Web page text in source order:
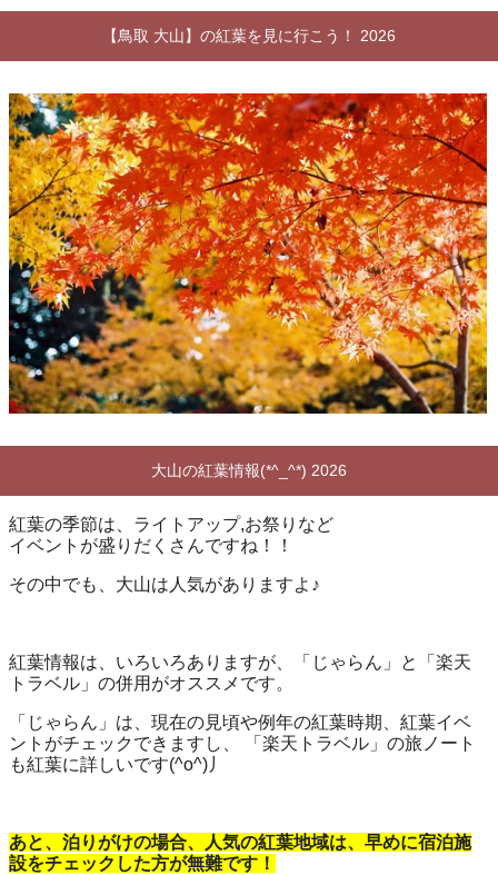
【鳥取 大山】の紅葉を見に行こう！ 2026
大山の紅葉情報(*^_^*) 2026
紅葉の季節は、ライトアップ,お祭りなど
イベントが盛りだくさんですね！！
その中でも、大山は人気がありますよ♪
紅葉情報は、いろいろありますが、「じゃらん」と「楽天
トラベル」の併用がオススメです。
「じゃらん」は、現在の見頃や例年の紅葉時期、紅葉イベ
ントがチェックできますし、 「楽天トラベル」の旅ノート
も紅葉に詳しいです(^o^)丿
あと、泊りがけの場合、人気の紅葉地域は、早めに宿泊施
設をチェックした方が無難です！